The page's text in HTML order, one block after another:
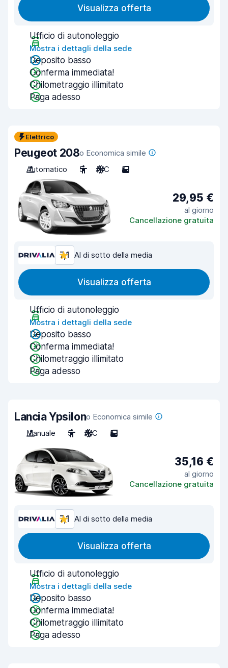
Visualizza offerta
Ufficio di autonoleggio
Mostra i dettagli della sede
Deposito basso
Conferma immediata!
Chilometraggio illimitato
Paga adesso
Elettrico
Peugeot 208o Economica simile
Automatico
5 A/C 5
29,95 €
al giorno
Cancellazione gratuita
7,1 Al di sotto della media
Visualizza offerta
Ufficio di autonoleggio
Mostra i dettagli della sede
Deposito basso
Conferma immediata!
Chilometraggio illimitato
Paga adesso
Lancia Ypsilono Economica simile
Manuale
5 A/C 5
35,16 €
al giorno
Cancellazione gratuita
7,1 Al di sotto della media
Visualizza offerta
Ufficio di autonoleggio
Mostra i dettagli della sede
Deposito basso
Conferma immediata!
Chilometraggio illimitato
Paga adesso